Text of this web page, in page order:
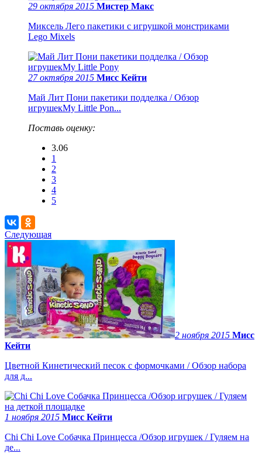
29 октября 2015 Мистер Макс
Миксель Лего пакетики с игрушкой монстриками
Lego Mixels
27 октября 2015 Мисс Кейти
Май Лит Пони пакетики подделка / Обзор
игрушекMy Little Pon...
Поставь оценку:
3.06
1
2
3
4
5
Следующая
2 ноября 2015 Мисс
Кейти
Цветной Кинетический песок с формочками / Обзор набора
для д...
1 ноября 2015 Мисс Кейти
Chi Chi Love Собачка Принцесса /Обзор игрушек / Гуляем на
де...